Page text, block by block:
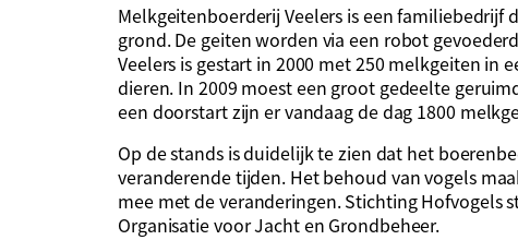
Melkgeitenboerderij Veelers is een familiebedrijf
grond. De geiten worden via een robot
Veelers is gestart in 2000 met 250 melkgeiten in
dieren. In 2009 moest een groot gedeelte
een doorstart zijn er vandaag de dag 1800
Op de stands is duidelijk te zien dat het
veranderende tijden. Het behoud van vogels
mee met de veranderingen. Stichting Hofvogels
Organisatie voor Jacht en Grondbeheer.